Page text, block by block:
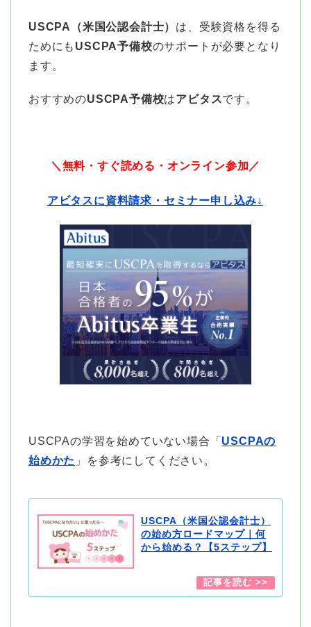
USCPA（米国公認会計士） は、受験資格を得る
ためにも USCPA予備校のサポートが必要となり
ます。
おすすめのUSCPA予備校はアビタスです。
＼無料・すぐ読める・オンライン参加／
アビタスに資料請求・セミナー申し込み↓
USCPAの学習を始めていない場合「 USCPAの
始めかた 」を参考にしてください。
USCPA（米国公認会計士）
の始め方ロードマップ｜何
から始める？【5ステップ】